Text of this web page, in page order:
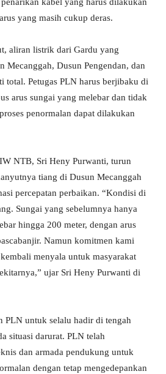
kabel yang harus dilakukan
yang masih cukup deras.
aliran listrik dari Gardu yang
Mecanggah, Dusun Pengendan, dan
total. Petugas PLN harus berjibaku di
arus sungai yang melebar dan tidak
penormalan dapat dilakukan
NTB, Sri Heny Purwanti, turun
tiang di Dusun Mecanggah
percepatan perbaikan. “Kondisi di
Sungai yang sebelumnya hanya
hingga 200 meter, dengan arus
Namun komitmen kami
menyala untuk masyarakat
ujar Sri Heny Purwanti di
PLN untuk selalu hadir di tengah
situasi darurat. PLN telah
dan armada pendukung untuk
dengan tetap mengedepankan